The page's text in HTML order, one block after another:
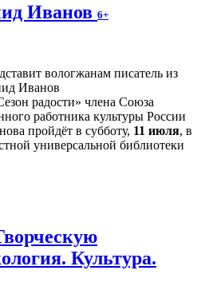
Иванов 6+
радости» члена Союза
работника культуры России
пройдёт в субботу, 11 июля, в
универсальной библиотеки
Культура.